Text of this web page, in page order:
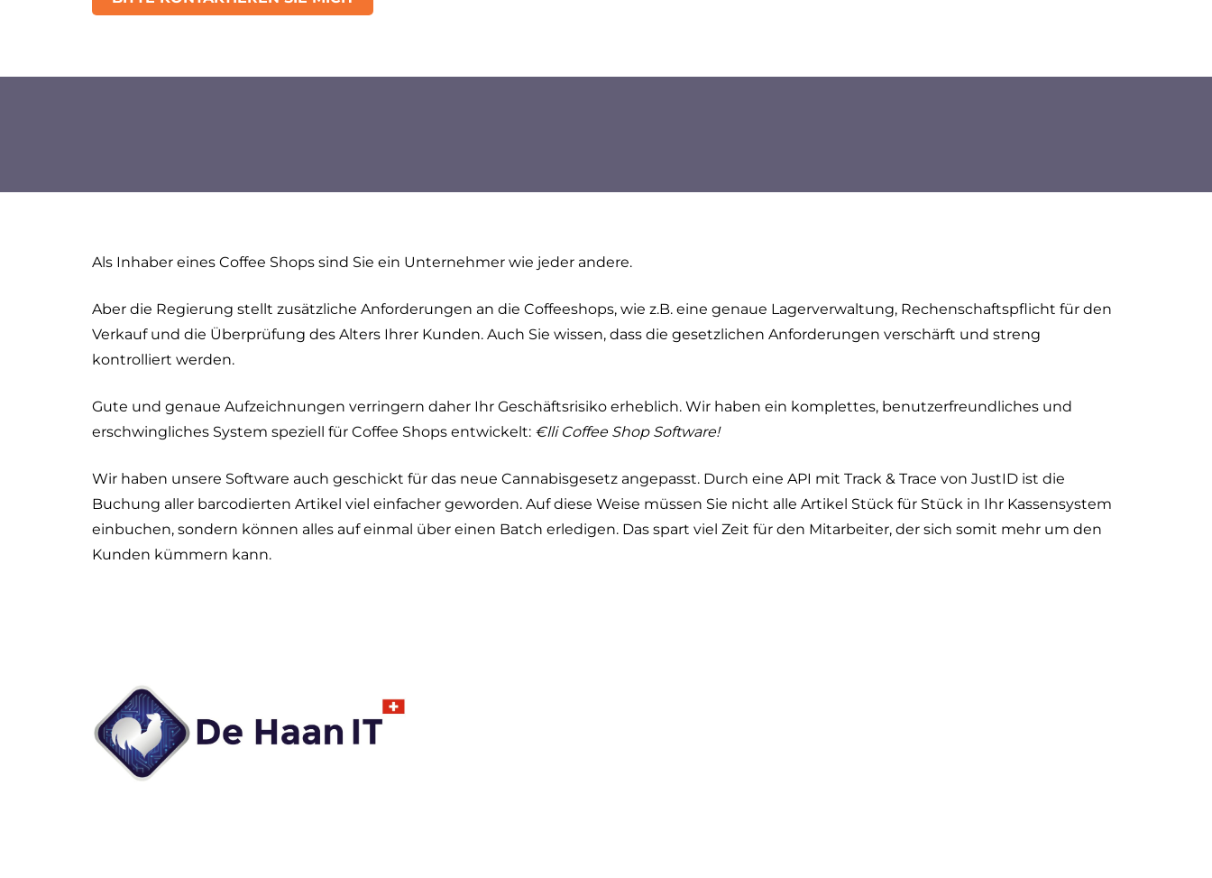
Als Inhaber eines Coffee Shops sind Sie ein Unternehmer wie jeder andere.
Aber die Regierung stellt zusätzliche Anforderungen an die Coffeeshops, wie z.B. eine genaue Lagerverwaltung, Rechenschaftspflicht für den
Verkauf und die Überprüfung des Alters Ihrer Kunden. Auch Sie wissen, dass die gesetzlichen Anforderungen verschärft und streng
kontrolliert werden.
Gute und genaue Aufzeichnungen verringern daher Ihr Geschäftsrisiko erheblich. Wir haben ein komplettes, benutzerfreundliches und
erschwingliches System speziell für Coffee Shops entwickelt: €lli Coffee Shop Software!
Wir haben unsere Software auch geschickt für das neue Cannabisgesetz angepasst. Durch eine API mit Track & Trace von JustID ist die
Buchung aller barcodierten Artikel viel einfacher geworden. Auf diese Weise müssen Sie nicht alle Artikel Stück für Stück in Ihr Kassensystem
einbuchen, sondern können alles auf einmal über einen Batch erledigen. Das spart viel Zeit für den Mitarbeiter, der sich somit mehr um den
Kunden kümmern kann.